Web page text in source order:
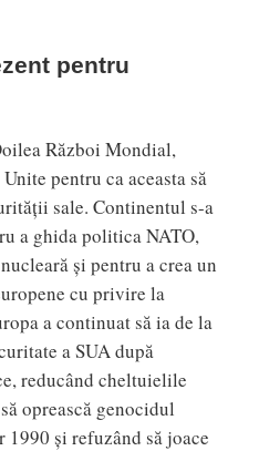
pentru
Război Mondial,
pentru ca aceasta să
sale. Continentul s-a
a ghida politica NATO,
și pentru a crea un
cu privire la
a continuat să ia de la
a SUA după
reducând cheltuielile
oprească genocidul
și refuzând să joace